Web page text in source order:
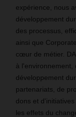
expérience, nous
développement
des processus,
ainsi que
cœur de métier.
à l'environnement,
développement
partenariats, de
dons et
les effets du